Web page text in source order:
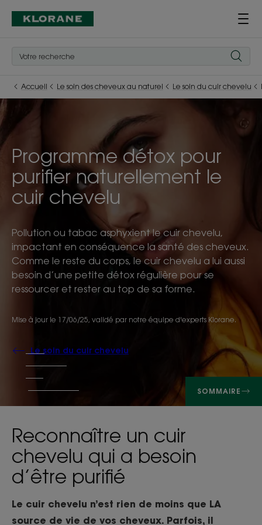
Accueil Le soin des cheveux au naturel Le soin du cuir chevelu
Programme détox pour
purifier naturellement le
cuir chevelu
Pollution ou tabac asphyxient le cuir chevelu,
impactant en conséquence la santé des cheveux.
Comme le reste du corps, le cuir chevelu a lui aussi
besoin d’une petite détox régulière pour se
ressourcer et rester au top de sa forme.
Mise à jour le 17/06/25, validé par notre équipe d'experts Klorane.
Le soin du cuir chevelu
SOMMAIRE
Reconnaître un cuir
chevelu qui a besoin
d’être purifié
Le cuir chevelu n’est rien de moins que LA
source de vie de vos cheveux. Parfois, il